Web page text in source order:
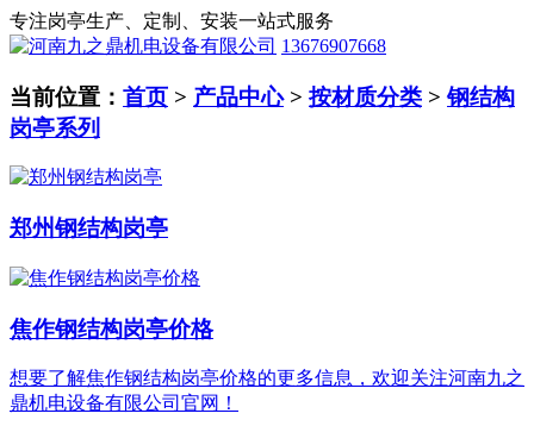
专注岗亭生产、定制、安装一站式服务
13676907668
当前位置： 首页 > 产品中心> 按材质分类 >钢结构
岗亭系列
郑州钢结构岗亭
焦作钢结构岗亭价格
想要了解焦作钢结构岗亭价格的更多信息，欢迎关注河南九之
鼎机电设备有限公司官网！